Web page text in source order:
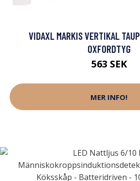
VIDAXL MARKIS VERTIKAL
OXFORDTYG
563 SEK
MER INFO!